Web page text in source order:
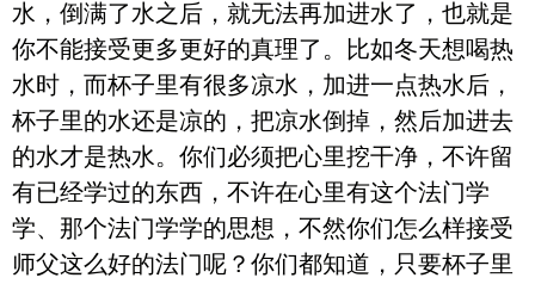
水，倒满了水之后，就无法再加进水了，也就是
你不能接受更多更好的真理了。比如冬天想喝热
水时，而杯子里有很多凉水，加进一点热水后，
杯子里的水还是凉的，把凉水倒掉，然后加进去
的水才是热水。你们必须把心里挖干净，不许留
有已经学过的东西，不许在心里有这个法门学
学、那个法门学学的思想，不然你们怎么样接受
师父这么好的法门呢？你们都知道，只要杯子里